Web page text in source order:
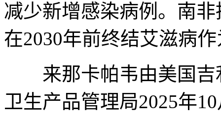
减少新增感染病例。南
在2030年前终结艾滋病
来那卡帕韦由美国吉
卫生产品管理局2025年